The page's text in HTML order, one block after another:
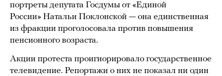
портреты депутата Госдумы от «Единой
России» Натальи Поклонской — она единственная
из фракции проголосовала против повышения
пенсионного возраста.
Акции протеста проигнорировало государственное
телевидение. Репортажи о них не показал ни один